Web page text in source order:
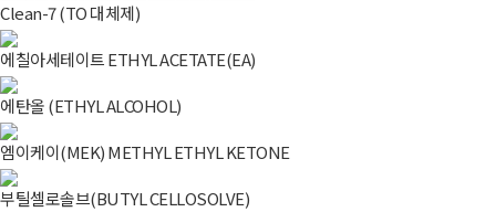
Clean-7 (TO 대체제)
에칠아세테이트 ETHYL ACETATE(EA)
에탄올 (ETHYL ALCOHOL)
엠이케이(MEK) METHYL ETHYL KETONE
부틸셀로솔브(BUTYL CELLOSOLVE)